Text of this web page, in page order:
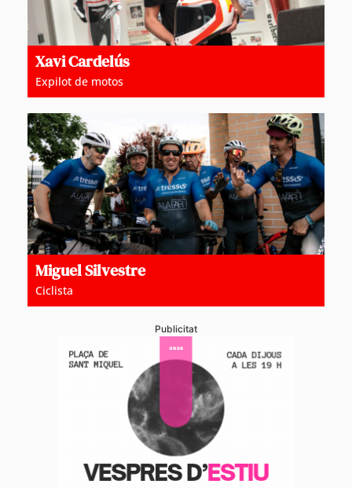
Xavi Cardelús
Expilot de motos
Miguel Silvestre
Ciclista
Publicitat